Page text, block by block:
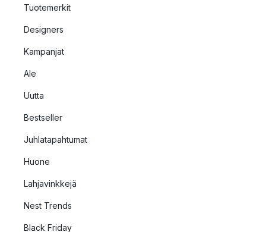
Tuotemerkit
Designers
Kampanjat
Ale
Uutta
Bestseller
Juhlatapahtumat
Huone
Lahjavinkkejä
Nest Trends
Black Friday